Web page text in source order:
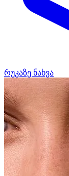
რუკაზე ნახვა